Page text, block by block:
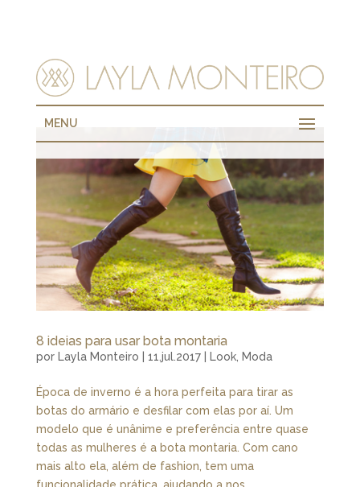
MENU
8 ideias para usar bota montaria
por Layla Monteiro 11.jul.2017| Look, Moda
Época de inverno é a hora perfeita para tirar as
botas do armário e desfilar com elas por aí. Um
modelo que é unânime e preferência entre quase
todas as mulheres é a bota montaria. Com cano
mais alto ela, além de fashion, tem uma
funcionalidade prática, ajudando a nos...